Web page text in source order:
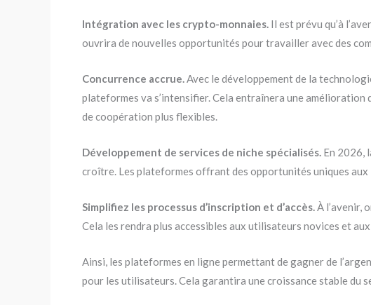
Intégration avec les crypto-monnaies. Il est prévu qu’à
ouvrira de nouvelles opportunités pour travailler avec des
Concurrence accrue.Avec le développement de la
plateformes va s’intensifier. Cela entraînera une
de coopération plus flexibles.
Développement de services de niche spécialisés. En 2026,
croître. Les plateformes offrant des opportunités uniques
Simplifiez les processus d’inscription et d’accès.À l’avenir,
Cela les rendra plus accessibles aux utilisateurs novices et
Ainsi, les plateformes en ligne permettant de gagner de
pour les utilisateurs. Cela garantira une croissance stable du